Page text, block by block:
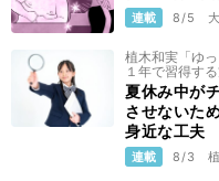
連載 8/5
植木和実「ゆ
１年で習得する
夏休み中が
させないた
身近な工夫
連載 8/3